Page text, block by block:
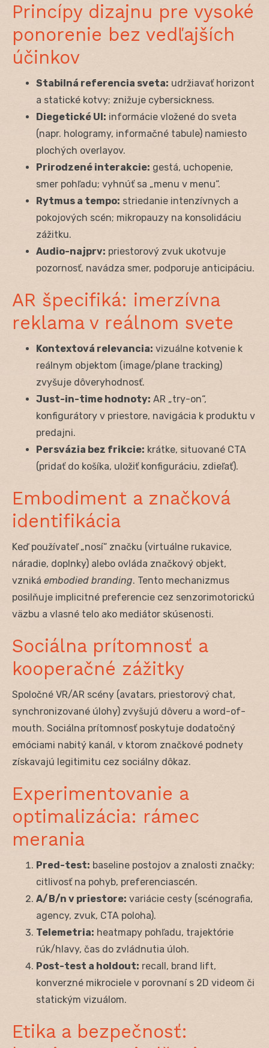
Princípy dizajnu pre vysoké
ponorenie bez vedľajších
účinkov
Stabilná referencia sveta: udržiavať horizont
a statické kotvy; znižuje cybersickness.
Diegetické UI: informácie vložené do sveta
(napr. hologramy, informačné tabule) namiesto
plochých overlayov.
Prirodzené interakcie: gestá, uchopenie,
smer pohľadu; vyhnúť sa „menu v menu“.
Rytmus a tempo: striedanie intenzívnych a
pokojových scén; mikropauzy na konsolidáciu
zážitku.
Audio-najprv: priestorový zvuk ukotvuje
pozornosť, navádza smer, podporuje anticipáciu.
AR špecifiká: imerzívna
reklama v reálnom svete
Kontextová relevancia: vizuálne kotvenie k
reálnym objektom (image/plane tracking)
zvyšuje dôveryhodnosť.
Just-in-time hodnoty: AR „try-on“,
konfigurátory v priestore, navigácia k produktu v
predajni.
Persvázia bez frikcie: krátke, situované CTA
(pridať do košíka, uložiť konfiguráciu, zdieľať).
Embodiment a značková
identifikácia
Keď používateľ „nosí“ značku (virtuálne rukavice,
náradie, doplnky) alebo ovláda značkový objekt,
vzniká embodied branding. Tento mechanizmus
posilňuje implicitné preferencie cez senzorimotorickú
väzbu a vlasné telo ako mediátor skúsenosti.
Sociálna prítomnosť a
kooperačné zážitky
Spoločné VR/AR scény (avatars, priestorový chat,
synchronizované úlohy) zvyšujú dôveru a word-of-
mouth. Sociálna prítomnosť poskytuje dodatočný
emóciami nabitý kanál, v ktorom značkové podnety
získavajú legitimitu cez sociálny dôkaz.
Experimentovanie a
optimalizácia: rámec
merania
Pred-test: baseline postojov a znalosti značky;
citlivosť na pohyb, preferenciascén.
A/B/n v priestore: variácie cesty (scénografia,
agency, zvuk, CTA poloha).
Telemetria: heatmapy pohľadu, trajektórie
rúk/hlavy, čas do zvládnutia úloh.
Post-test a holdout: recall, brand lift,
konverzné mikrociele v porovnaní s 2D videom či
statickým vizuálom.
Etika a bezpečnosť: